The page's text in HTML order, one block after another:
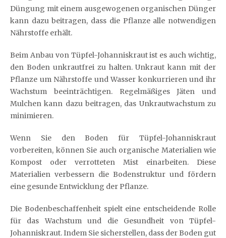
Düngung mit einem ausgewogenen organischen Dünger
kann dazu beitragen, dass die Pflanze alle notwendigen
Nährstoffe erhält.
Beim Anbau von Tüpfel-Johanniskraut ist es auch wichtig,
den Boden unkrautfrei zu halten. Unkraut kann mit der
Pflanze um Nährstoffe und Wasser konkurrieren und ihr
Wachstum beeinträchtigen. Regelmäßiges Jäten und
Mulchen kann dazu beitragen, das Unkrautwachstum zu
minimieren.
Wenn Sie den Boden für Tüpfel-Johanniskraut
vorbereiten, können Sie auch organische Materialien wie
Kompost oder verrotteten Mist einarbeiten. Diese
Materialien verbessern die Bodenstruktur und fördern
eine gesunde Entwicklung der Pflanze.
Die Bodenbeschaffenheit spielt eine entscheidende Rolle
für das Wachstum und die Gesundheit von Tüpfel-
Johanniskraut. Indem Sie sicherstellen, dass der Boden gut